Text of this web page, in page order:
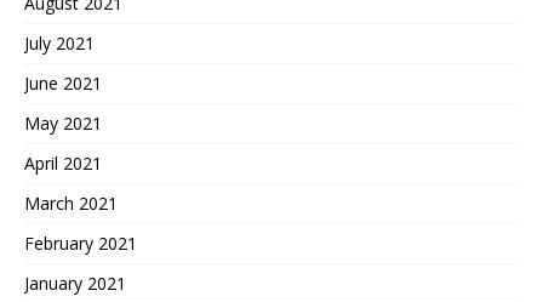
July 2021
June 2021
May 2021
April 2021
March 2021
February 2021
January 2021